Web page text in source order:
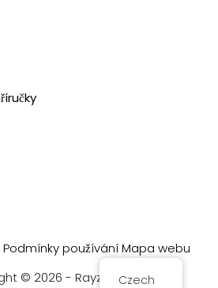
Podmínky používání Mapa webu
© 2026 - RayzeekCzech